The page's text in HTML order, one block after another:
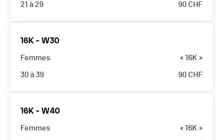
21 à 29 90 CHF
16K - W30
Femmes
30 à 39
« 16K »
90 CHF
16K - W40
Femmes « 16K »